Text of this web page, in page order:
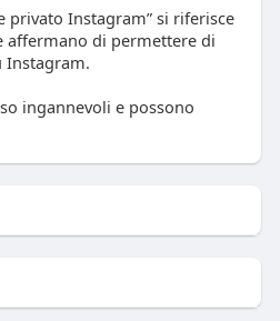
privato Instagram” si riferisce
affermano di permettere di
Instagram.
ingannevoli e possono